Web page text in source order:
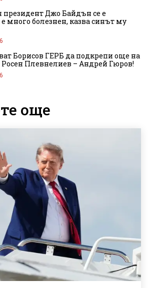
Джо Байдън се е
много болезнен, казва синът му
Борисов ГЕРБ да подкрепи още на
Плевнелиев – Андрей Гюров!
още